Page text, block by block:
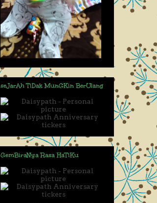
seJarAh TiDak MunGKin BerUlang
GemBiraNya Rasa HaTiKu